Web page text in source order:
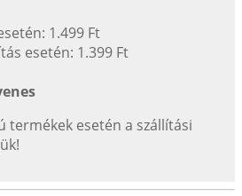
1.499 Ft
esetén: 1.399 Ft
termékek esetén a szállítási